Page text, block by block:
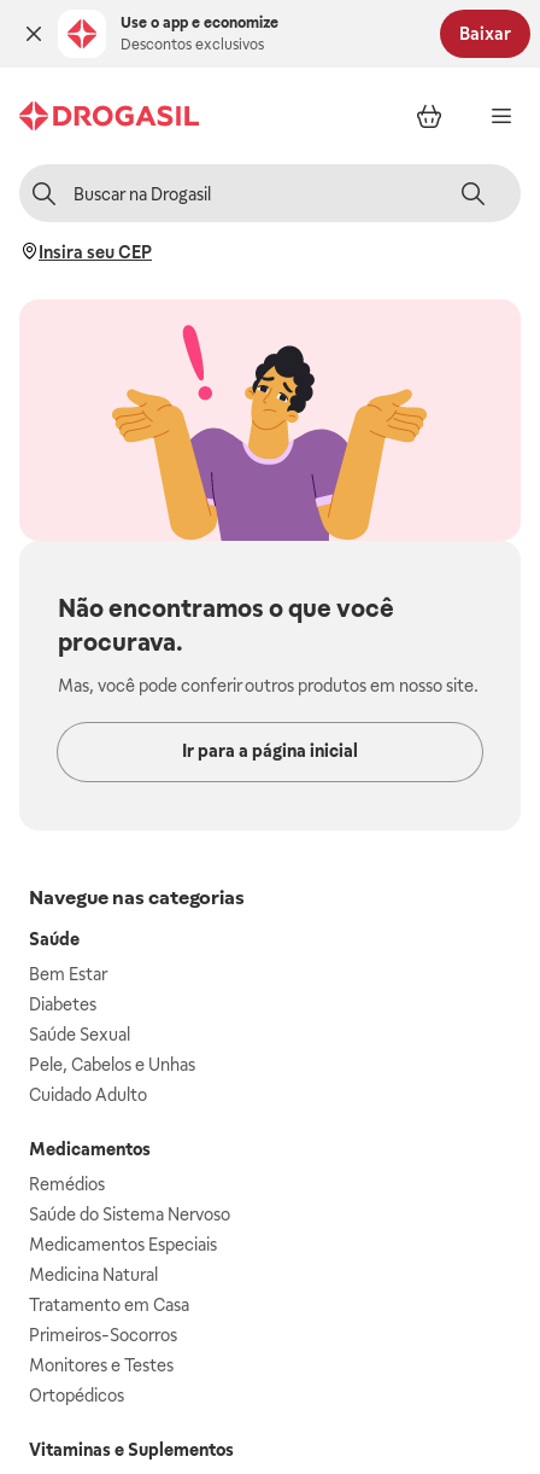
Use o app e economize
Descontos exclusivos
Baixar
Insira seu CEP
Não encontramos o que você
procurava.
Mas, você pode conferir outros produtos em nosso site.
Ir para a página inicial
Navegue nas categorias
Saúde
Bem Estar
Diabetes
Saúde Sexual
Pele, Cabelos e Unhas
Cuidado Adulto
Medicamentos
Remédios
Saúde do Sistema Nervoso
Medicamentos Especiais
Medicina Natural
Tratamento em Casa
Primeiros-Socorros
Monitores e Testes
Ortopédicos
Vitaminas e Suplementos